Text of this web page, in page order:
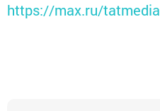
https://max.ru/tatmedia